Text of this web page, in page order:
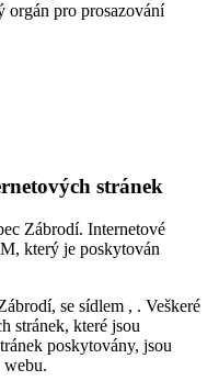
orgán pro prosazování
stránek
Zábrodí. Internetové
který je poskytován
se sídlem , . Veškeré
stránek, které jsou
poskytovány, jsou
webu.